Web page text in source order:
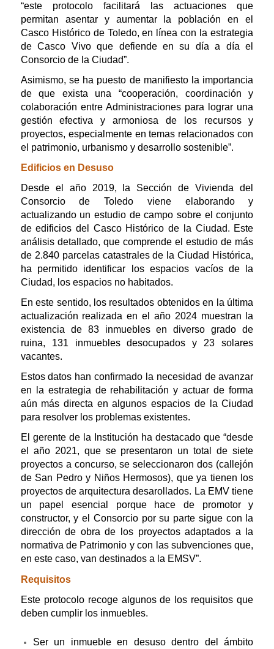
“este protocolo facilitará las actuaciones que
permitan asentar y aumentar la población en el
Casco Histórico de Toledo, en línea con la estrategia
de Casco Vivo que defiende en su día a día el
Consorcio de la Ciudad”.
Asimismo, se ha puesto de manifiesto la importancia
de que exista una “cooperación, coordinación y
colaboración entre Administraciones para lograr una
gestión efectiva y armoniosa de los recursos y
proyectos, especialmente en temas relacionados con
el patrimonio, urbanismo y desarrollo sostenible”.
Edificios en Desuso
Desde el año 2019, la Sección de Vivienda del
Consorcio de Toledo viene elaborando y
actualizando un estudio de campo sobre el conjunto
de edificios del Casco Histórico de la Ciudad. Este
análisis detallado, que comprende el estudio de más
de 2.840 parcelas catastrales de la Ciudad Histórica,
ha permitido identificar los espacios vacíos de la
Ciudad, los espacios no habitados.
En este sentido, los resultados obtenidos en la última
actualización realizada en el año 2024 muestran la
existencia de 83 inmuebles en diverso grado de
ruina, 131 inmuebles desocupados y 23 solares
vacantes.
Estos datos han confirmado la necesidad de avanzar
en la estrategia de rehabilitación y actuar de forma
aún más directa en algunos espacios de la Ciudad
para resolver los problemas existentes.
El gerente de la Institución ha destacado que “desde
el año 2021, que se presentaron un total de siete
proyectos a concurso, se seleccionaron dos (callejón
de San Pedro y Niños Hermosos), que ya tienen los
proyectos de arquitectura desarollados. La EMV tiene
un papel esencial porque hace de promotor y
constructor, y el Consorcio por su parte sigue con la
dirección de obra de los proyectos adaptados a la
normativa de Patrimonio y con las subvenciones que,
en este caso, van destinados a la EMSV”.
Requisitos
Este protocolo recoge algunos de los requisitos que
deben cumplir los inmuebles.
Ser un inmueble en desuso dentro del ámbito